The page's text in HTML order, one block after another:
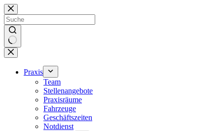
Zum
Inhalt
springen
Keine
Ergebnisse
Praxis
Team
Stellenangebote
Praxisräume
Fahrzeuge
Geschäftszeiten
Notdienst